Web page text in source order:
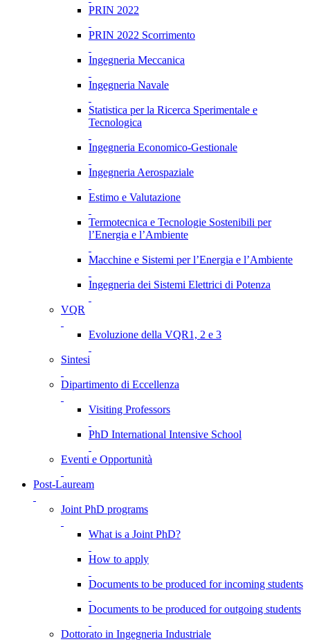
PRIN 2022
PRIN 2022 Scorrimento
Ingegneria Meccanica
Ingegneria Navale
Statistica per la Ricerca Sperimentale e
Tecnologica
Ingegneria Economico-Gestionale
Ingegneria Aerospaziale
Estimo e Valutazione
Termotecnica e Tecnologie Sostenibili per
l’Energia e l’Ambiente
Macchine e Sistemi per l’Energia e l’Ambiente
Ingegneria dei Sistemi Elettrici di Potenza
VQR
Evoluzione della VQR1, 2 e 3
Sintesi
Dipartimento di Eccellenza
Visiting Professors
PhD International Intensive School
Eventi e Opportunità
Post-Lauream
Joint PhD programs
What is a Joint PhD?
How to apply
Documents to be produced for incoming students
Documents to be produced for outgoing students
Dottorato in Ingegneria Industriale